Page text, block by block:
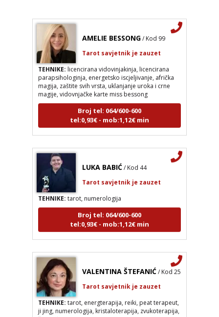
TEHNIKE:licencirana vidovinjakinja, licencirana
parapsihologinja, energetsko iscjeljivanje, afrička
magija, zaštite svih vrsta, uklanjanje uroka i crne
magije, vidovnjačke karte miss bessong
Broj tel: 064/600-600
tel:0,93€ - mob:1,12€ min
TEHNIKE:tarot, numerologija
Broj tel: 064/600-600
tel:0,93€ - mob:1,12€ min
/ Kod 25
TEHNIKE:tarot, energterapija, reiki, peat terapeut,
ji jing, numerologija, kristaloterapija, zvukoterapija,
šamanizam